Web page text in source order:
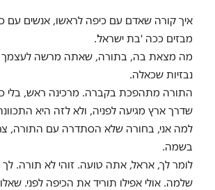
איך קורה שאדם עם כיפה לראשו, אנשים עם
מבזים ככה 'בת ישראל'.
מה מצאת בה, בתורה, שאתה מרשה לעצמך
נבזיות שכאלה.
התורה מתהפכת בקברה. מרכינה ראש, בלי
שדרך ארץ מגיעה לפניה, ולא לזה היא
למה אני, בחורה שלא הסתדרה עם התורה,
בשמה.
לומר לך, אראל, אתה טועה. זוהי לא תורה.
שלמה. אולי אפילו תוריד את הכיפה לפני.